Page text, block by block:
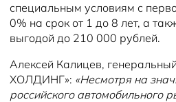
специальным условиям с
0% на срок от 1 до 8 лет, а
выгодой до 210 000 рублей.
Алексей Калицев,
ХОЛДИНГ»: «Несмотря на
российского автомобильного